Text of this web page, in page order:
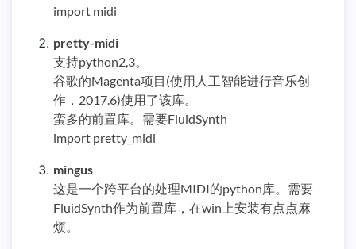
import midi
pretty-midi
支持python2,3。
谷歌的Magenta项目(使用人工智能进行音乐创
作，2017.6)使用了该库。
蛮多的前置库。需要FluidSynth
import pretty_midi
mingus
这是一个跨平台的处理MIDI的python库。需要
FluidSynth作为前置库，在win上安装有点点麻
烦。